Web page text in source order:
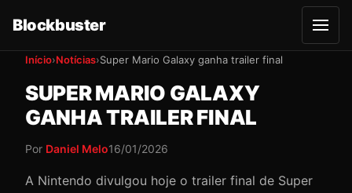
Blockbuster
A
b
r
Início›Notícias›Super Mario Galaxy ganha trailer final
SUPER MARIO GALAXY
GANHA TRAILER FINAL
Por Daniel Melo16/01/2026
A Nintendo divulgou hoje o trailer final de Super